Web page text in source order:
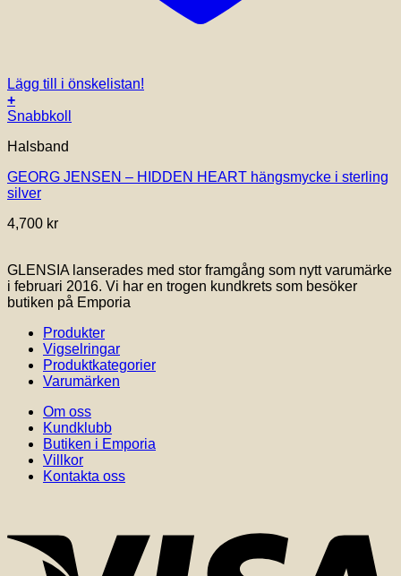
Lägg till i önskelistan!
+
Snabbkoll
Halsband
GEORG JENSEN – HIDDEN HEART hängsmycke i sterling
silver
4,700 kr
GLENSIA lanserades med stor framgång som nytt varumärke
i februari 2016. Vi har en trogen kundkrets som besöker
butiken på Emporia
Produkter
Vigselringar
Produktkategorier
Varumärken
Om oss
Kundklubb
Butiken i Emporia
Villkor
Kontakta oss